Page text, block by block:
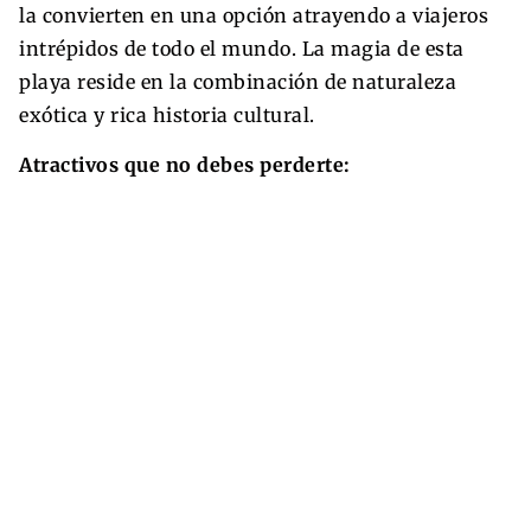
la convierten en una opción atrayendo a viajeros
intrépidos de todo el mundo. La magia de esta
playa reside en la combinación de naturaleza
exótica y rica historia cultural.
Atractivos que no debes perderte: